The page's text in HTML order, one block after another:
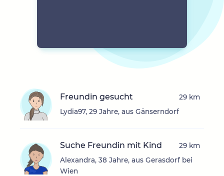
Freundin gesucht
Lydia97, 29 Jahre, aus Gänserndorf
29 km
Suche Freundin mit Kind
Alexandra, 38 Jahre, aus Gerasdorf bei
Wien
29 km